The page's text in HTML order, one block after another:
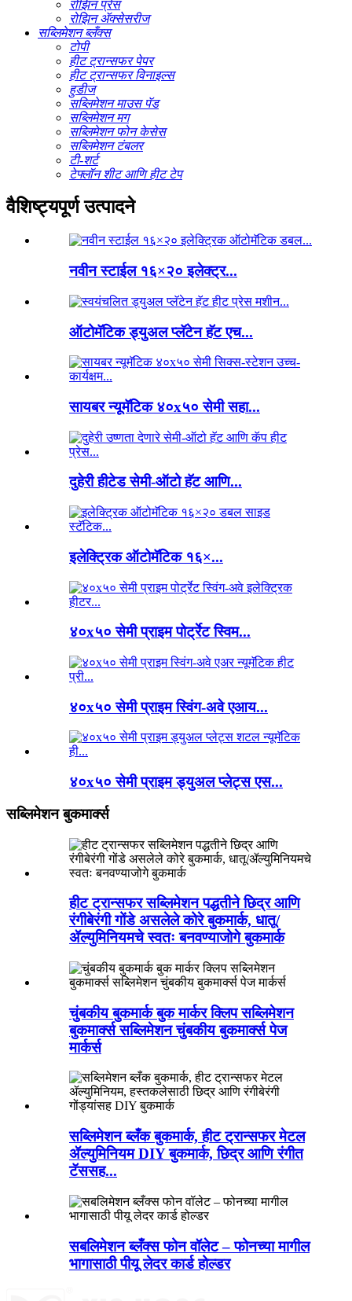
रोझिन प्रेस
रोझिन ॲक्सेसरीज
सब्लिमेशन ब्लँक्स
टोपी
हीट ट्रान्सफर पेपर
हीट ट्रान्सफर विनाइल्स
हुडीज
सब्लिमेशन माउस पॅड
सब्लिमेशन मग
सब्लिमेशन फोन केसेस
सब्लिमेशन टंबलर
टी-शर्ट
टेफ्लॉन शीट आणि हीट टेप
वैशिष्ट्यपूर्ण उत्पादने
नवीन स्टाईल १६×२० इलेक्ट्र...
ऑटोमॅटिक ड्युअल प्लॅटेन हॅट एच...
सायबर न्यूमॅटिक ४०x५० सेमी सहा...
दुहेरी हीटेड सेमी-ऑटो हॅट आणि...
इलेक्ट्रिक ऑटोमॅटिक १६×...
४०x५० सेमी प्राइम पोर्ट्रेट स्विम...
४०x५० सेमी प्राइम स्विंग-अवे एआय...
४०x५० सेमी प्राइम ड्युअल प्लेट्स एस...
सब्लिमेशन बुकमार्क्स
हीट ट्रान्सफर सब्लिमेशन पद्धतीने छिद्र आणि
रंगीबेरंगी गोंडे असलेले कोरे बुकमार्क, धातू/
ॲल्युमिनियमचे स्वतः बनवण्याजोगे बुकमार्क
चुंबकीय बुकमार्क बुक मार्कर क्लिप सब्लिमेशन
बुकमार्क्स सब्लिमेशन चुंबकीय बुकमार्क्स पेज
मार्कर्स
सब्लिमेशन ब्लँक बुकमार्क, हीट ट्रान्सफर मेटल
ॲल्युमिनियम DIY बुकमार्क, छिद्र आणि रंगीत
टॅससह...
सबलिमेशन ब्लँक्स फोन वॉलेट – फोनच्या मागील
भागासाठी पीयू लेदर कार्ड होल्डर